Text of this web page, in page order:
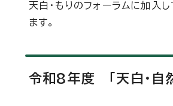
天白・もりのフォーラムに加入
ます。
令和8年度 「天白・自